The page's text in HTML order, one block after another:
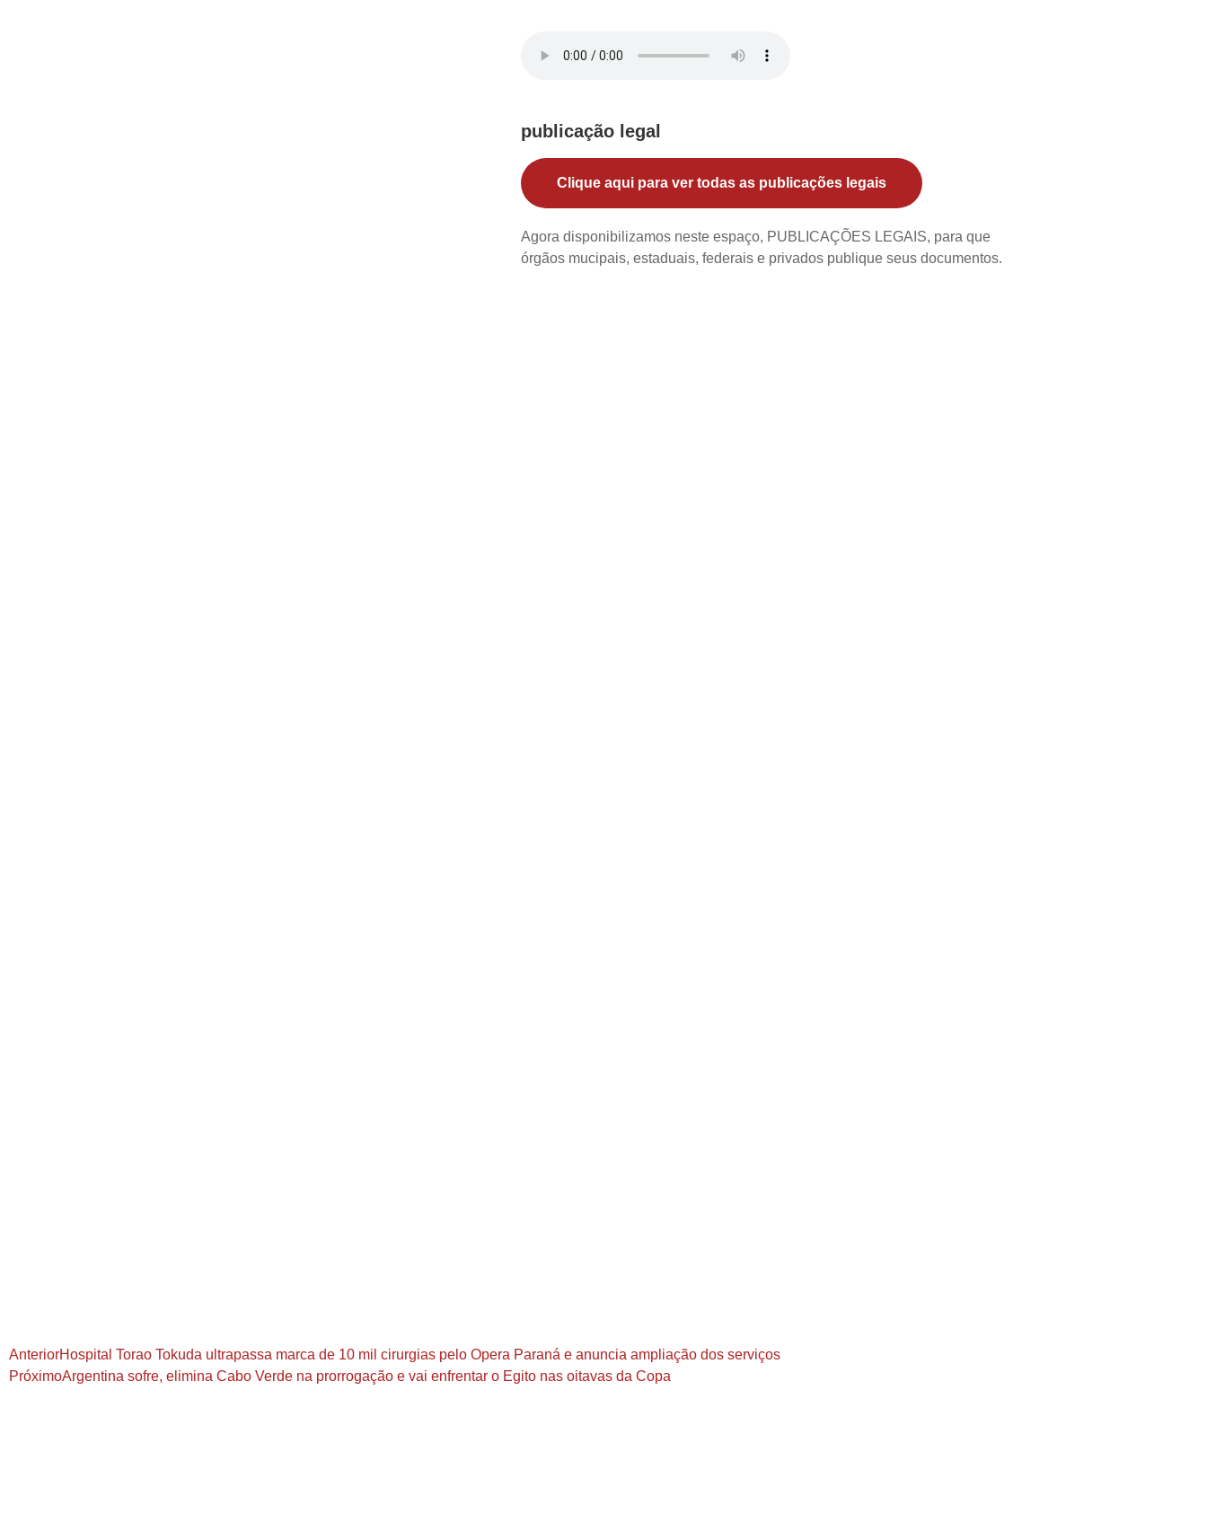
publicação legal
Clique aqui para ver todas as publicações legais
Agora disponibilizamos neste espaço, PUBLICAÇÕES LEGAIS, para que
órgãos mucipais, estaduais, federais e privados publique seus documentos.
AnteriorHospital Torao Tokuda ultrapassa marca de 10 mil cirurgias pelo Opera Paraná e anuncia ampliação dos serviços
PróximoArgentina sofre, elimina Cabo Verde na prorrogação e vai enfrentar o Egito nas oitavas da Copa